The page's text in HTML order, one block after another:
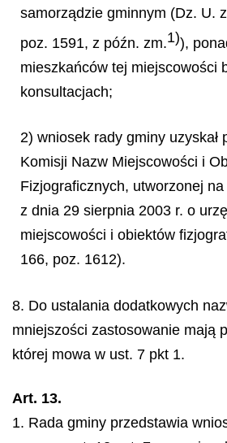
samorządzie gminnym (Dz. U.
poz. 1591, z późn. zm.1)),
mieszkańców tej miejscowości
konsultacjach;
2) wniosek rady gminy uzyskał
Komisji Nazw Miejscowości i
Fizjograficznych, utworzonej
z dnia 29 sierpnia 2003 r. o
miejscowości i obiektów
166, poz. 1612).
8. Do ustalania dodatkowych
mniejszości zastosowanie mają
której mowa w ust. 7 pkt 1.
Art. 13.
1. Rada gminy przedstawia